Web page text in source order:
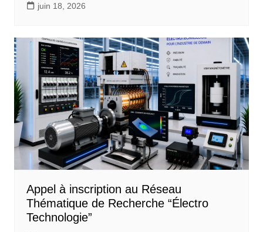
juin 18, 2026
Appel à inscription au Réseau
Thématique de Recherche “Électro
Technologie”